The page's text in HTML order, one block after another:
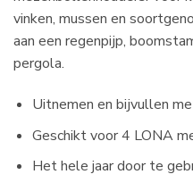
vinken, mussen en
aan een regenpijp,
pergola.
Uitnemen en bijvullen
Geschikt voor 4 LONA
Het hele jaar door te